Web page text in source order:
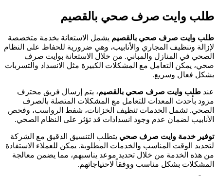
وايت صرف صحي بالقصيم
وايت صرف صحي بالقصيميشمل الاستعانة بخدمة متخصصة
وتنظيف المجاري والأنابيب، وهي ضرورية للحفاظ على النظام
في المنازل والمباني. من خلال الاستعانة بوايت صرف
يمكن التعامل مع المشكلات الكبيرة مثل الانسداد والتسربات
فعال وسريع.
طلب وايت صرف صحي بالقصيم، يتم إرسال فريق محترف
بأحدث المعدات للتعامل مع المشكلات المتصلة بالصرف
تشمل الخدمات تنظيف الخزانات، شفط الرواسب، وفحص
لضمان عدم وجود انسدادات قد تؤثر على النظام الصحي.
خدمة وايت صرف صحييتطلب التنسيق الدقيق مع الشركة
الوقت المناسب والخدمات المطلوبة. يمكن للعملاء الاستفادة
هذه الخدمة من خلال تحديد موعد يناسبهم، مما يضمن معالجة
بشكل مناسب ووفقاً لاحتياجاتهم.